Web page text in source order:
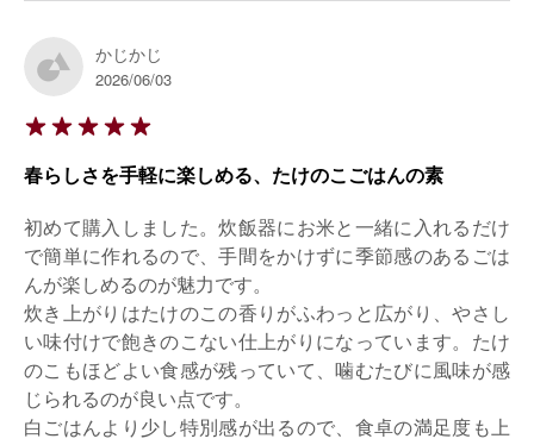
かじかじ
2026/06/03
春らしさを手軽に楽しめる、たけのこごはんの素
初めて購入しました。炊飯器にお米と一緒に入れるだけ
で簡単に作れるので、手間をかけずに季節感のあるごは
んが楽しめるのが魅力です。
炊き上がりはたけのこの香りがふわっと広がり、やさし
い味付けで飽きのこない仕上がりになっています。たけ
のこもほどよい食感が残っていて、噛むたびに風味が感
じられるのが良い点です。
白ごはんより少し特別感が出るので、食卓の満足度も上